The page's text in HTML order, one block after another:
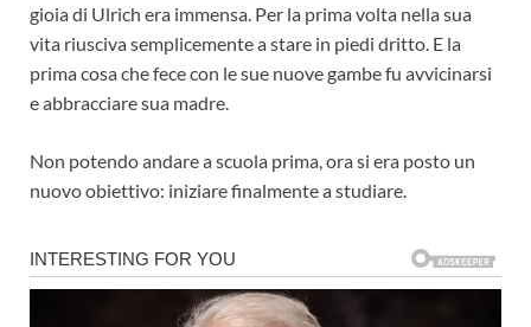
gioia di Ulrich era immensa. Per la prima volta nella sua
vita riusciva semplicemente a stare in piedi dritto. E la
prima cosa che fece con le sue nuove gambe fu avvicinarsi
e abbracciare sua madre.
Non potendo andare a scuola prima, ora si era posto un
nuovo obiettivo: iniziare finalmente a studiare.